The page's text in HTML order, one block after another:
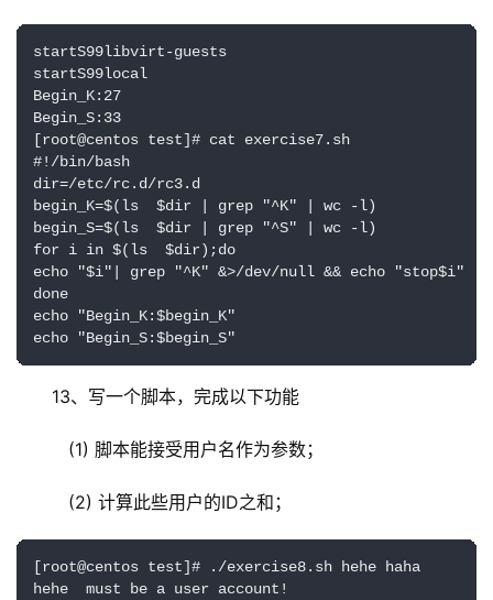
startS99libvirt-guests
startS99local
Begin_K:27
Begin_S:33
[root@centos test]# cat exercise7.sh
#!/bin/bash
dir=/etc/rc.d/rc3.d
begin_K=$(ls  $dir | grep "^K" | wc -l)
begin_S=$(ls  $dir | grep "^S" | wc -l)
for i in $(ls  $dir);do
echo "$i"| grep "^K" &>/dev/null && echo "stop$i"
done
echo "Begin_K:$begin_K"
echo "Begin_S:$begin_S"
13、写一个脚本，完成以下功能
(1) 脚本能接受用户名作为参数；
(2) 计算此些用户的ID之和；
[root@centos test]# ./exercise8.sh hehe haha
hehe  must be a user account!